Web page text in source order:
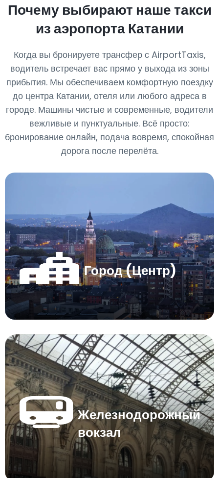
Почему выбирают наше такси
из аэропорта Катании
Когда вы бронируете трансфер с AirportTaxis,
водитель встречает вас прямо у выхода из зоны
прибытия. Мы обеспечиваем комфортную поездку
до центра Катании, отеля или любого адреса в
городе. Машины чистые и современные, водители
вежливые и пунктуальные. Всё просто:
бронирование онлайн, подача вовремя, спокойная
дорога после перелёта.
Город (Центр)
Железнодорожный
вокзал